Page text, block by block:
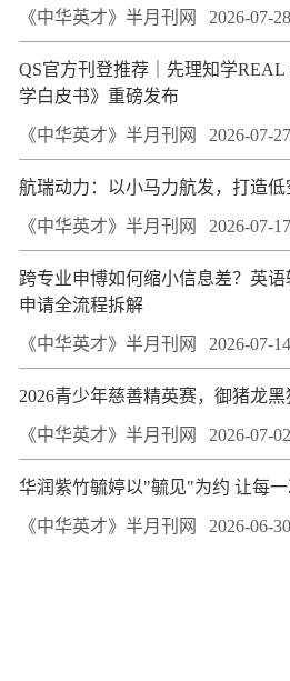
《中华英才》半月刊网 2026-07-28
QS官方刊登推荐｜先理知学REAL
学白皮书》重磅发布
《中华英才》半月刊网 2026-07-27
航瑞动力：以小马力航发，打造
《中华英才》半月刊网 2026-07-17
跨专业申博如何缩小信息差？英
申请全流程拆解
《中华英才》半月刊网 2026-07-14
2026青少年慈善精英赛，御猪龙
《中华英才》半月刊网 2026-07-02
华润紫竹毓婷以"毓见"为约 让每
《中华英才》半月刊网 2026-06-30